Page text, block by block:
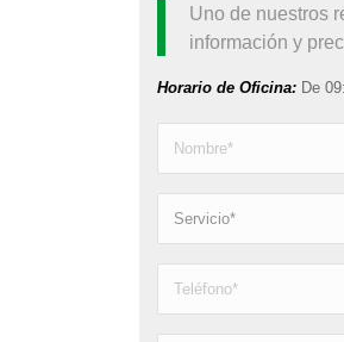
Uno de nuestros
información y
Horario de Oficina: De